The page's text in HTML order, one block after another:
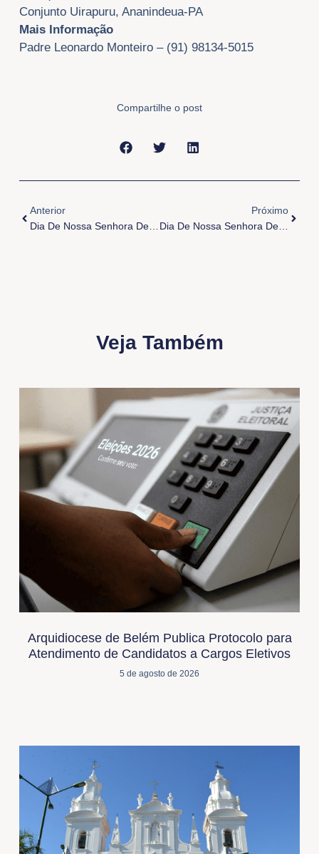
Conjunto Uirapuru, Ananindeua-PA
Mais Informação
Padre Leonardo Monteiro – (91) 98134-5015
Compartilhe o post
Anterior
Dia De Nossa Senhora De Fátima
Próximo
Dia De Nossa Senhora De Fátima
Veja Também
Arquidiocese de Belém Publica Protocolo para
Atendimento de Candidatos a Cargos Eletivos
5 de agosto de 2026